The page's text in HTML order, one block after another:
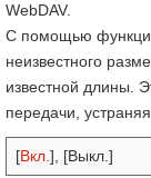
WebDAV.
С помощью
неизвестного
известной длины.
передачи,
[Вкл. ], [Выкл.]